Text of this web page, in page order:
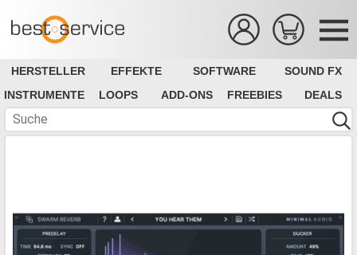
HERSTELLER EFFEKTE SOFTWARE
SOUND FX
INSTRUMENTE
LOOPS ADD-ONS FREEBIES DEALS